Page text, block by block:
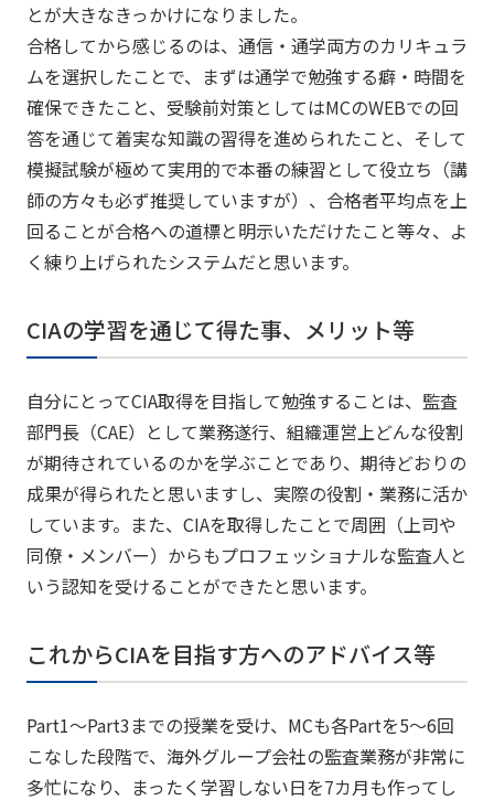
とが大きなきっかけになりました。
合格してから感じるのは、通信・通学両方のカリキュラ
ムを選択したことで、まずは通学で勉強する癖・時間を
確保できたこと、受験前対策としてはMCのWEBでの回
答を通じて着実な知識の習得を進められたこと、そして
模擬試験が極めて実用的で本番の練習として役立ち（講
師の方々も必ず推奨していますが）、合格者平均点を上
回ることが合格への道標と明示いただけたこと等々、よ
く練り上げられたシステムだと思います。
CIAの学習を通じて得た事、メリット等
自分にとってCIA取得を目指して勉強することは、監査
部門長（CAE）として業務遂行、組織運営上どんな役割
が期待されているのかを学ぶことであり、期待どおりの
成果が得られたと思いますし、実際の役割・業務に活か
しています。また、CIAを取得したことで周囲（上司や
同僚・メンバー）からもプロフェッショナルな監査人と
いう認知を受けることができたと思います。
これからCIAを目指す方へのアドバイス等
Part1～Part3までの授業を受け、MCも各Partを5～6回
こなした段階で、海外グループ会社の監査業務が非常に
多忙になり、まったく学習しない日を7カ月も作ってし